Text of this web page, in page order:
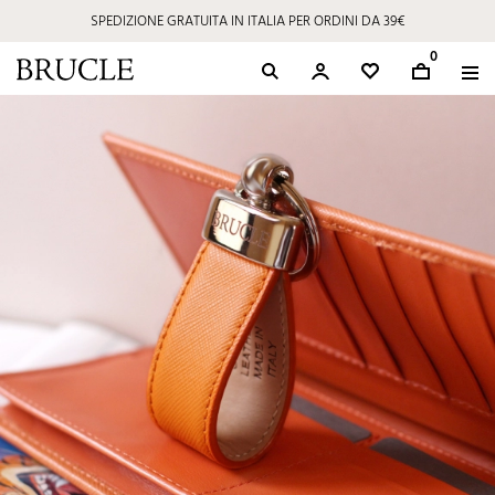
SPEDIZIONE GRATUITA IN ITALIA PER ORDINI DA 39€
0